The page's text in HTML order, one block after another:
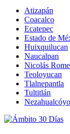
Atizapán
Coacalco
Ecatepec
Estado de
Huixquilucan
Naucalpan
Nicolás
Teoloyucan
Tlalnepantla
Tultitlán